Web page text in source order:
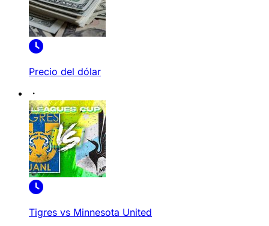
Precio del dólar
Tigres vs Minnesota United